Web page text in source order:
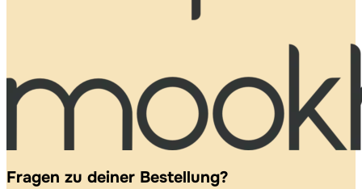
Fragen zu deiner Bestellung?